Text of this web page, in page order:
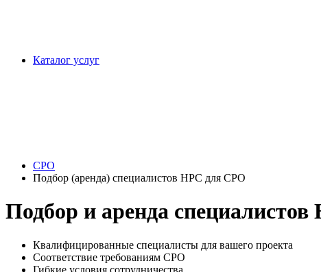
Каталог услуг
СРО
Подбор (аренда) специалистов НРС для СРО
Подбор и аренда
Квалифицированные специалисты для вашего проекта
Соответствие требованиям СРО
Гибкие условия сотрудничества